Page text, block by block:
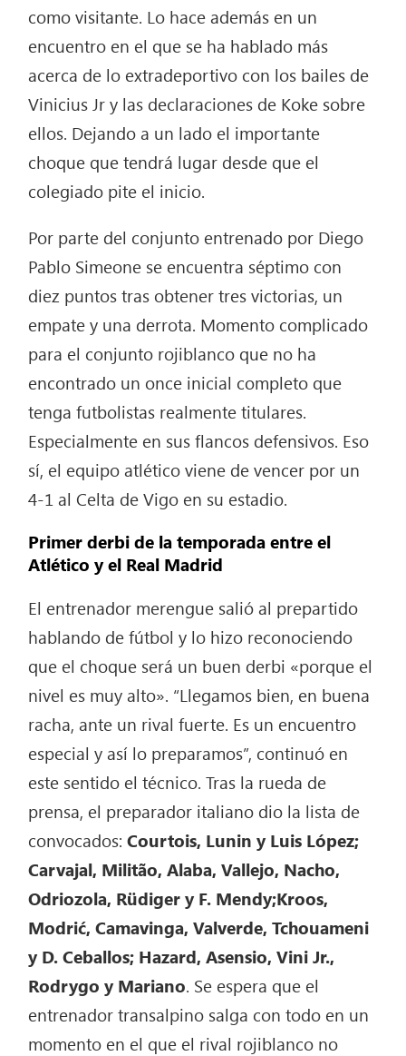
como visitante. Lo hace además en un
encuentro en el que se ha hablado más
acerca de lo extradeportivo con los bailes de
Vinicius Jr y las declaraciones de Koke sobre
ellos. Dejando a un lado el importante
choque que tendrá lugar desde que el
colegiado pite el inicio.
Por parte del conjunto entrenado por Diego
Pablo Simeone se encuentra séptimo con
diez puntos tras obtener tres victorias, un
empate y una derrota. Momento complicado
para el conjunto rojiblanco que no ha
encontrado un once inicial completo que
tenga futbolistas realmente titulares.
Especialmente en sus flancos defensivos. Eso
sí, el equipo atlético viene de vencer por un
4-1 al Celta de Vigo en su estadio.
Primer derbi de la temporada entre el
Atlético y el Real Madrid
El entrenador merengue salió al prepartido
hablando de fútbol y lo hizo reconociendo
que el choque será un buen derbi «porque el
nivel es muy alto». “Llegamos bien, en buena
racha, ante un rival fuerte. Es un encuentro
especial y así lo preparamos”, continuó en
este sentido el técnico. Tras la rueda de
prensa, el preparador italiano dio la lista de
convocados:Courtois, Lunin y Luis López;
Carvajal, Militão, Alaba, Vallejo, Nacho,
Odriozola, Rüdiger y F. Mendy;Kroos,
Modrić, Camavinga, Valverde, Tchouameni
y D. Ceballos; Hazard, Asensio, Vini Jr.,
Rodrygo y Mariano. Se espera que el
entrenador transalpino salga con todo en un
momento en el que el rival rojiblanco no